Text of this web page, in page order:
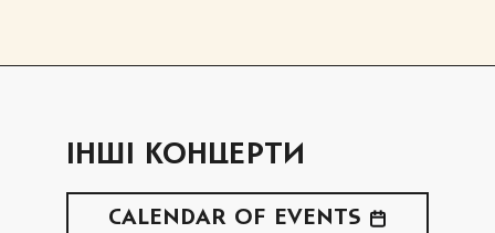
ІНШІ КОНЦЕРТИ
CALENDAR OF EVENTS